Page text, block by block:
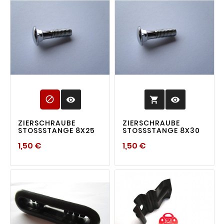
 visibility
ZIERSCHRAUBE
STOSSSTANGE 8X25
1,50 €Preis
 visibility
ZIERSCHRAUBE
STOSSSTANGE 8X30
1,50 €Preis